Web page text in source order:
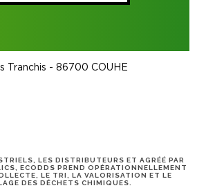
Tranchis - 86700 COUHE
LES DISTRIBUTEURS ET AGRÉÉ PAR
ECODDS PREND OPÉRATIONNELLEMENT
LE TRI, LA VALORISATION ET LE
DES DÉCHETS CHIMIQUES.